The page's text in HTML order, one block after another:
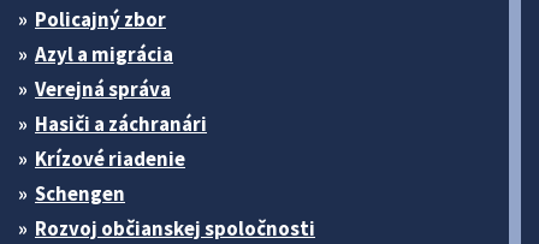
Policajný zbor
Azyl a migrácia
Verejná správa
Hasiči a záchranári
Krízové riadenie
Schengen
Rozvoj občianskej spoločnosti